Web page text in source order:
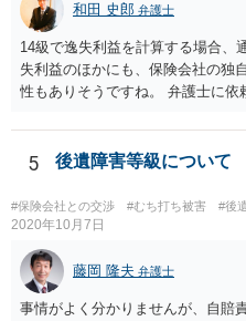
和田 史郎 弁護士
14級で逸失利益を計算する場合、
失利益のほかにも、保険会社の独
性もありそうですね。 弁護士に
5 後遺障害等級について
#保険会社との交渉 #むち打ち被害 #後
2020年10月7日
藤岡 隆夫 弁護士
事情がよく分かりませんが、自賠